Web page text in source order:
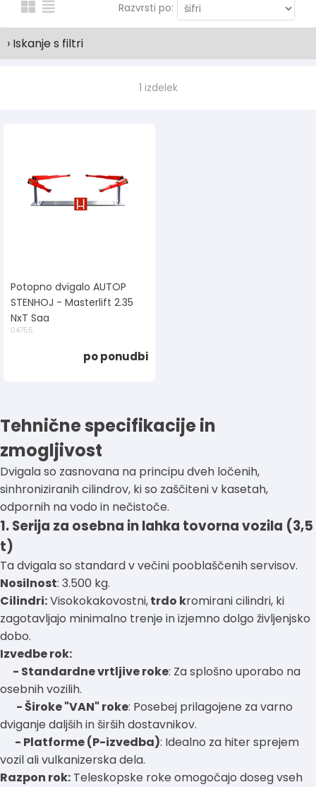
Razvrsti po:
› Iskanje s filtri
1 izdelek
Potopno dvigalo AUTOP
STENHOJ - Masterlift 2.35
NxT Saa
04755
po ponudbi
Tehnične specifikacije in
zmogljivost
Dvigala so zasnovana na principu dveh ločenih,
sinhroniziranih cilindrov, ki so zaščiteni v kasetah,
odpornih na vodo in nečistoče.
1. Serija za osebna in lahka tovorna vozila (3,5
t)
Ta dvigala so standard v večini pooblaščenih servisov.
Nosilnost: 3.500 kg.
Cilindri:Visokokakovostni,trdo kromirani cilindri, ki
zagotavljajo minimalno trenje in izjemno dolgo življenjsko
dobo.
Izvedbe rok:
- Standardne vrtljive roke: Za splošno uporabo na
osebnih vozilih.
- Široke "VAN" roke: Posebej prilagojene za varno
dviganje daljših in širših dostavnikov.
- Platforme (P-izvedba): Idealno za hiter sprejem
vozil ali vulkanizerska dela.
Razpon rok: Teleskopske roke omogočajo doseg vseh